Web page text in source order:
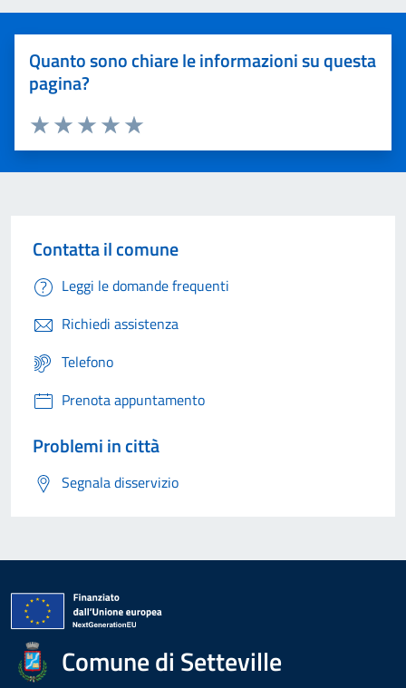
Quanto sono chiare le informazioni su questa
pagina?
Valuta 5 stelle su 5
Valuta 4 stelle su 5
Valuta 3 stelle su 5
Valuta 2 stelle su 5
Valuta 1 stelle su 5
Contatta il comune
Leggi le domande frequenti
Richiedi assistenza
Telefono
Prenota appuntamento
Problemi in città
Segnala disservizio
Comune di Setteville